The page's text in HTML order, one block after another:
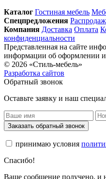
Каталог Гостиная мебель
Спец­предложения
Компания Доставка Оплата
конфиденциальности
Представленная на сайте
информации об оформлении и
© 2026 «Стиль-мебель»
Разработка сайтов
Обратный звонок
Оставьте заявку и наш
Заказать обратный звонок
принимаю условия
Спасибо!
Ваше сообщение получено, и